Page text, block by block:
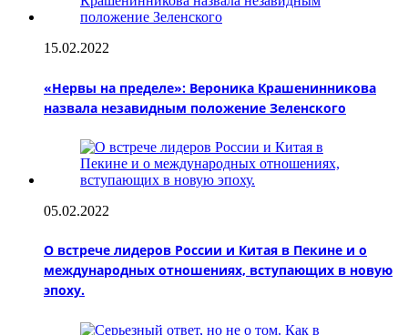
15.02.2022
«Нервы на пределе»: Вероника Крашенинникова
назвала незавидным положение Зеленского
05.02.2022
О встрече лидеров России и Китая в Пекине и о
международных отношениях, вступающих в новую
эпоху.